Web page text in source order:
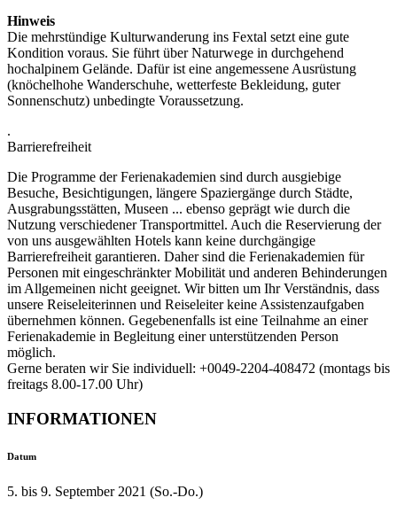
Hinweis
Die mehrstündige Kulturwanderung ins Fextal setzt eine gute
Kondition voraus. Sie führt über Naturwege in durchgehend
hochalpinem Gelände. Dafür ist eine angemessene Ausrüstung
(knöchelhohe Wanderschuhe, wetterfeste Bekleidung, guter
Sonnenschutz) unbedingte Voraussetzung.
.
Barrierefreiheit
Die Programme der Ferienakademien sind durch ausgiebige
Besuche, Besichtigungen, längere Spaziergänge durch Städte,
Ausgrabungsstätten, Museen ... ebenso geprägt wie durch die
Nutzung verschiedener Transportmittel. Auch die Reservierung der
von uns ausgewählten Hotels kann keine durchgängige
Barrierefreiheit garantieren. Daher sind die Ferienakademien für
Personen mit eingeschränkter Mobilität und anderen Behinderungen
im Allgemeinen nicht geeignet. Wir bitten um Ihr Verständnis, dass
unsere Reiseleiterinnen und Reiseleiter keine Assistenzaufgaben
übernehmen können. Gegebenenfalls ist eine Teilnahme an einer
Ferienakademie in Begleitung einer unterstützenden Person
möglich.
Gerne beraten wir Sie individuell: +0049-2204-408472 (montags bis
freitags 8.00-17.00 Uhr)
INFORMATIONEN
Datum
5. bis 9. September 2021 (So.-Do.)